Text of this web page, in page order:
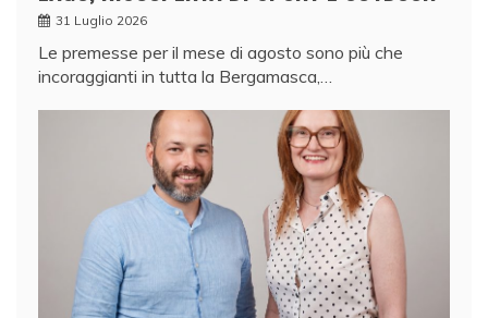
31 Luglio 2026
Le premesse per il mese di agosto sono più che
incoraggianti in tutta la Bergamasca,…